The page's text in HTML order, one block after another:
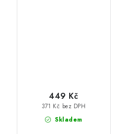
Skladem
371 Kč bez DPH
449 Kč